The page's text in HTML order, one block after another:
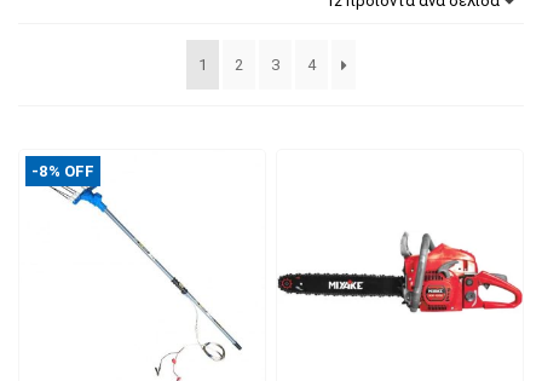
1 2 3 4
-8% OFF